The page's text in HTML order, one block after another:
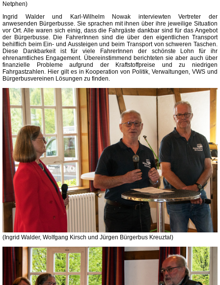
Netphen)
Ingrid Walder und Karl-Wilhelm Nowak interviewten Vertreter der
anwesenden Bürgerbusse. Sie sprachen mit ihnen über ihre jeweilige Situation
vor Ort. Alle waren sich einig, dass die Fahrgäste dankbar sind für das Angebot
der Bürgerbusse. Die FahrerInnen sind die über den eigentlichen Transport
behilflich beim Ein- und Aussteigen und beim Transport von schweren Taschen.
Diese Dankbarkeit ist für viele FahrerInnen der schönste Lohn für ihr
ehrenamtliches Engagement. Übereinstimmend berichteten sie aber auch über
finanzielle Probleme aufgrund der Kraftstoffpreise und zu niedrigen
Fahrgastzahlen. Hier gilt es in Kooperation von Politik, Verwaltungen, VWS und
Bürgerbusvereinen Lösungen zu finden.
(Ingrid Walder, Wolfgang Kirsch und Jürgen Bürgerbus Kreuztal)